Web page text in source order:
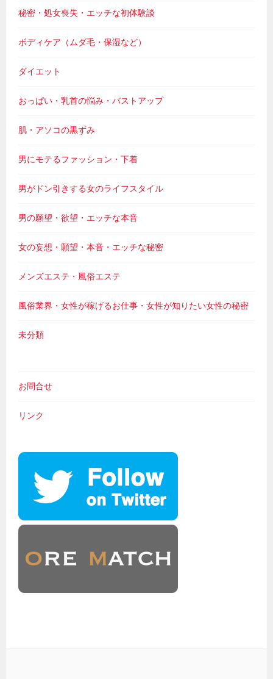
秘密・処女喪失・エッチな初体験談
ボディケア（ムダ毛・保湿など）
ダイエット
おっぱい・乳首の悩み・バストアップ
肌・アソコの黒ずみ
男にモテるファッション・下着
男がドン引きする女のライフスタイル
男の願望・欲望・エッチな本音
女の妄想・願望・本音・エッチな秘密
メンズエステ・風俗エステ
風俗業界・女性が稼げるお仕事・女性が知りたい女性の秘密
未分類
お問合せ
リンク